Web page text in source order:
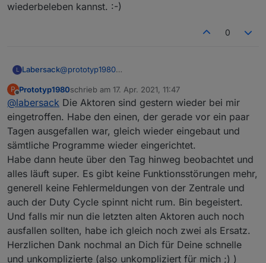
wiederbeleben kannst. :-)
0
L Labersack@prototyp1980
nachher mal vornehmen.
P
Offline
Prototyp1980schrieb am 17. Apr. 2021, 11:47
zuletzt editiert von
@labersack Die Aktoren sind gestern wieder bei mir
eingetroffen. Habe den einen, der gerade vor ein paar
Tagen ausgefallen war, gleich wieder eingebaut und
sämtliche Programme wieder eingerichtet.
Habe dann heute über den Tag hinweg beobachtet und
alles läuft super. Es gibt keine Funktionsstörungen mehr,
generell keine Fehlermeldungen von der Zentrale und
auch der Duty Cycle spinnt nicht rum. Bin begeistert.
Und falls mir nun die letzten alten Aktoren auch noch
ausfallen sollten, habe ich gleich noch zwei als Ersatz.
Herzlichen Dank nochmal an Dich für Deine schnelle
und unkomplizierte (also unkompliziert für mich ;) )